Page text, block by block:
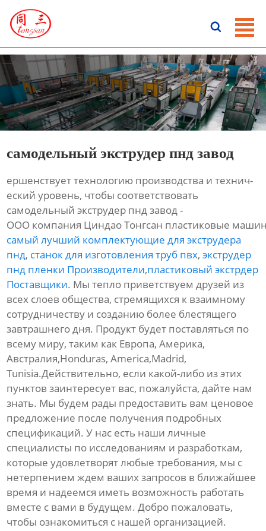

ГЛАВНАЯ
НОВОСТИ
О HАС
самодельный экструдер пнд завод
ершенствует технологию производства и технич-
еский уровень, чтобы соответствовать
самодельный экструдер пнд завод -
ООО компания Циндао Тонгсан пластиковые
самый лучший комплектующие для экструдера
пнд, станок для изготовления труб пвх,экструдер
пнд пленки Производители,пластиковый экстрдер
Поставщики. Мы тепло приветствуем друзей из
всех слоев общества, стремящихся к взаимному
сотрудничеству и созданию более блестящего
завтрашнего дня. Продукт будет поставляться по
всему миру, таким как Европа, Америка,
Австралия,Honduras, America,Madrid,
Tunisia.Действительно, если какой-либо из этих
пунктов заинтересует вас, пожалуйста, дайте нам
знать. Мы будем рады предоставить вам ценовое
предложение после получения подробных
спецификаций. У нас есть наши личные
специалисты по исследованиям и разработкам,
которые удовлетворят любые требования, мы с
нетерпением ждем ваших запросов в ближайшее
время и надеемся иметь возможность работать
вместе с вами в будущем. Добро пожаловать,
чтобы ознакомиться с нашей организацией.